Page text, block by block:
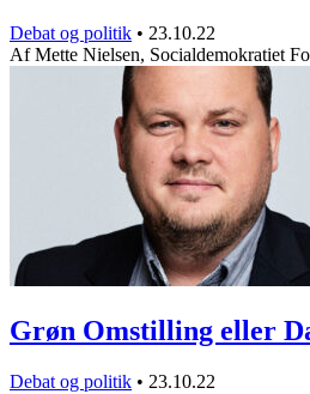
Debat og politik • 23.10.22
Af Mette Nielsen, Socialdemokratiet
Grøn Omstilling eller
Debat og politik • 23.10.22